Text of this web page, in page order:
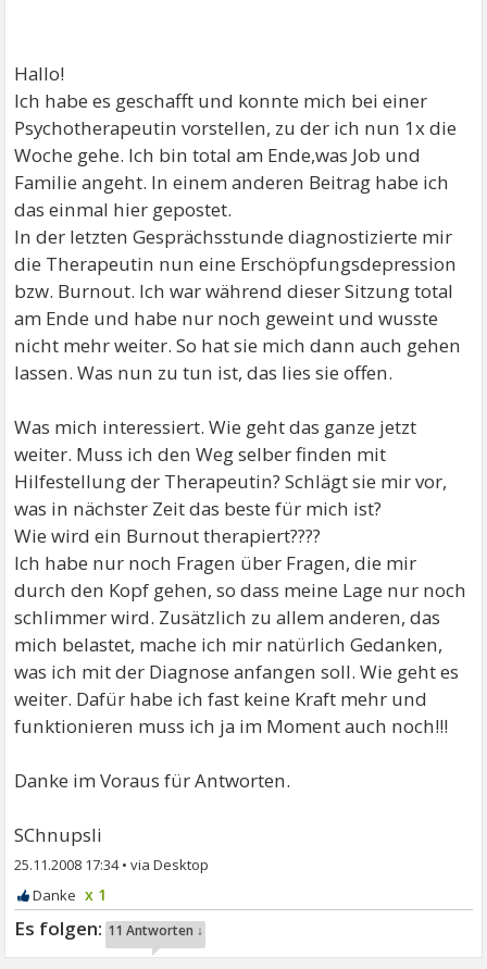
Hallo!
Ich habe es geschafft und konnte mich bei einer
Psychotherapeutin vorstellen, zu der ich nun 1x die
Woche gehe. Ich bin total am Ende,was Job und
Familie angeht. In einem anderen Beitrag habe ich
das einmal hier gepostet.
In der letzten Gesprächsstunde diagnostizierte mir
die Therapeutin nun eine Erschöpfungsdepression
bzw. Burnout. Ich war während dieser Sitzung total
am Ende und habe nur noch geweint und wusste
nicht mehr weiter. So hat sie mich dann auch gehen
lassen. Was nun zu tun ist, das lies sie offen.
Was mich interessiert. Wie geht das ganze jetzt
weiter. Muss ich den Weg selber finden mit
Hilfestellung der Therapeutin? Schlägt sie mir vor,
was in nächster Zeit das beste für mich ist?
Wie wird ein Burnout therapiert????
Ich habe nur noch Fragen über Fragen, die mir
durch den Kopf gehen, so dass meine Lage nur noch
schlimmer wird. Zusätzlich zu allem anderen, das
mich belastet, mache ich mir natürlich Gedanken,
was ich mit der Diagnose anfangen soll. Wie geht es
weiter. Dafür habe ich fast keine Kraft mehr und
funktionieren muss ich ja im Moment auch noch!!!
Danke im Voraus für Antworten.
SChnupsli
25.11.2008 17:34•
x 1
11 Antworten ↓